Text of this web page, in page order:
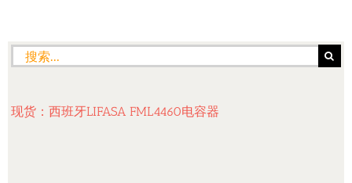
搜
索：
现货：西班牙LIFASA FML4460电容器